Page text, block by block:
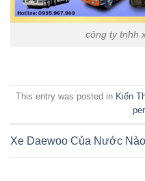
công ty tnhh
This entry was posted in Kiến
Xe Daewoo Của Nước